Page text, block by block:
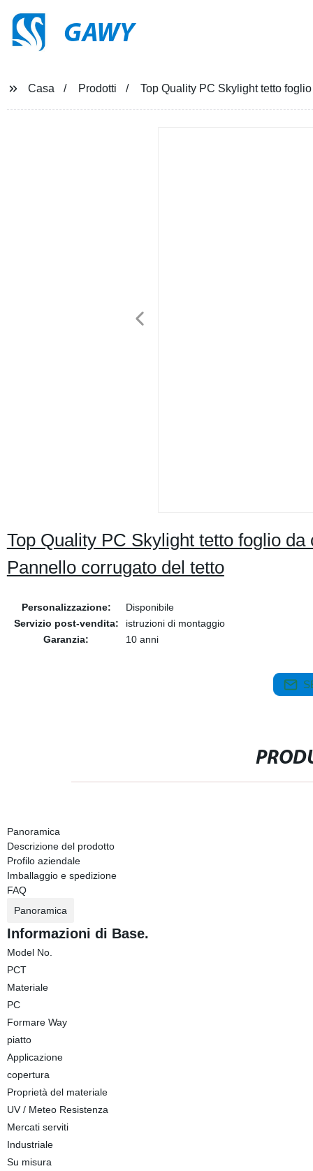
GAWY
Casa Prodotti Top Quality PC Skylight tetto
Top Quality PC Skylight tetto foglio
Pannello corrugato del tetto
Personalizzazione:
Disponibile
Servizio post-vendita:
istruzioni di montaggio
Garanzia:
10 anni
Panoramica
Descrizione del prodotto
Profilo aziendale
Imballaggio e spedizione
FAQ
Panoramica
Informazioni di Base.
Model No.
PCT
Materiale
PC
Formare Way
piatto
Applicazione
copertura
Proprietà del materiale
UV / Meteo Resistenza
Mercati serviti
Industriale
Su misura